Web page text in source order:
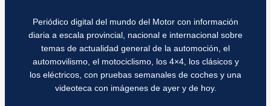
Periódico digital del mundo del Motor con información
diaria a escala provincial, nacional e internacional sobre
temas de actualidad general de la automoción, el
automovilismo, el motociclismo, los 4×4, los clásicos y
los eléctricos, con pruebas semanales de coches y una
videoteca con imágenes de ayer y de hoy.